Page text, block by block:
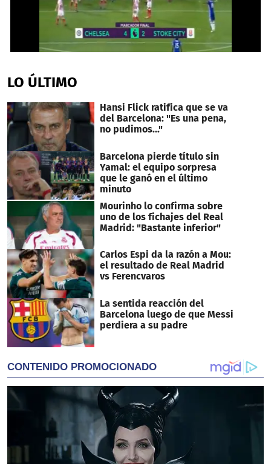
of
1
53
seconds
LO ÚLTIMO
Hansi Flick ratifica que se va
del Barcelona: "Es una pena,
no pudimos..."
Barcelona pierde título sin
Yamal: el equipo sorpresa
que le ganó en el último
minuto
Mourinho lo confirma sobre
uno de los fichajes del Real
Madrid: "Bastante inferior"
Carlos Espi da la razón a Mou:
el resultado de Real Madrid
vs Ferencvaros
La sentida reacción del
Barcelona luego de que Messi
perdiera a su padre